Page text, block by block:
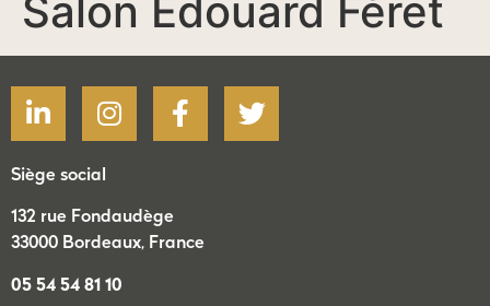
Salon Édouard Féret
Siège social
132 rue Fondaudège
33000 Bordeaux, France
05 54 54 81 10